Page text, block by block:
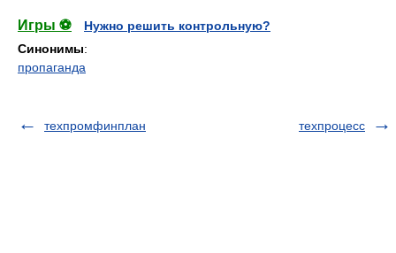
Игры ⚽
Нужно решить контрольную?
Синонимы:
пропаганда
техпромфинплан техпроцесс